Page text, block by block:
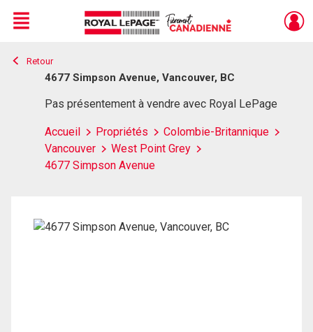
Live
En Direct
Menu
Retour
4677 Simpson Avenue, Vancouver, BC
Pas présentement à vendre avec Royal LePage
Accueil Propriétés
Colombie-Britannique
Vancouver
West Point Grey
4677 Simpson Avenue